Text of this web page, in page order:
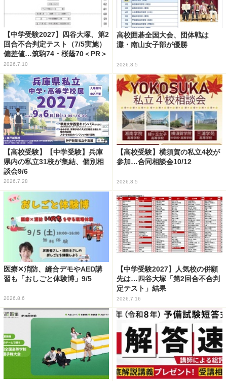
【中学受験2027】四谷大塚、第2
回合不合判定テスト（7/5実施）
偏差値…筑駒74・桜蔭70＜PR＞
2026.7.10
高校囲碁全国大会、団体戦は
灘・南山女子部が優勝
2026.8.5
【高校受験】【中学受験】兵庫
県内の私立31校が集結、個別相
談会9/6
2026.7.28
【高校受験】横須賀の私立4校が
参加…合同相談会10/12
2026.8.5
医療✕消防、縫合デモやAED講
習も「おしごと体験博」9/5
2026.8.6
【中学受験2027】人気校の併願
先は…四谷大塚「第2回合不合判
定テスト」結果
2026.7.16